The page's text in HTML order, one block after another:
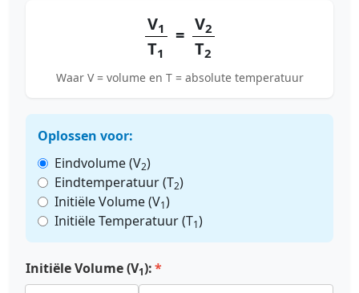
V1
T1
=
V2
T2
Waar V = volume en T = absolute temperatuur
Oplossen voor:
Eindvolume (V2)
Eindtemperatuur (T2)
Initiële Volume (V1)
Initiële Temperatuur (T1)
Initiële Volume (V1):